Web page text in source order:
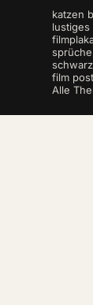
katzen
lustiges
film
Alle